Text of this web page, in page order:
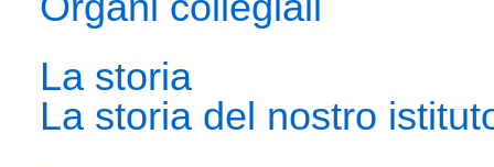
La storia
La storia del nostro